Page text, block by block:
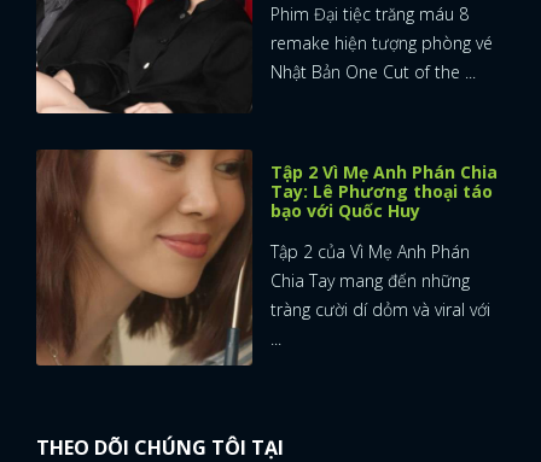
Phim Đại tiệc trăng máu 8
remake hiện tượng phòng vé
Nhật Bản One Cut of the ...
Tập 2 Vì Mẹ Anh Phán Chia
Tay: Lê Phương thoại táo
bạo với Quốc Huy
Tập 2 của Vì Mẹ Anh Phán
Chia Tay mang đến những
tràng cười dí dỏm và viral với
THEO DÕI CHÚNG TÔI TẠI